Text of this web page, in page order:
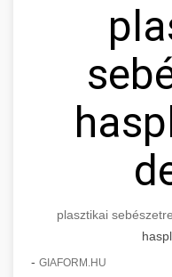
plasztikai sebészet
- GIAFORM.HU